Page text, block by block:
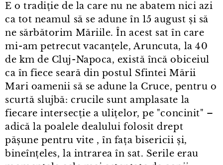
E o tradiție de la care nu ne abatem nici azi
ca tot neamul să se adune în 15 august și să
ne sărbătorim Măriile. În acest sat în care
mi⁠-⁠am petrecut vacanțele, Aruncuta, la 40
de km de Cluj⁠-⁠Napoca, există încă obiceiul
ca în fiece seară din postul Sfintei Mării
Mari oamenii să se adune la Cruce, pentru o
scurtă slujbă: crucile sunt amplasate la
fiecare intersecție a ulițelor, pe "concinit" –
adică la poalele dealului folosit drept
pășune pentru vite , în fața bisericii și,
bineînțeles, la intrarea în sat. Serile erau